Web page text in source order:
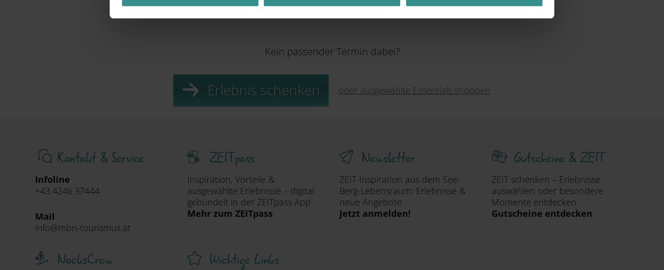
Kein passender Termin dabei?
Erlebnis schenken oder ausgewählte Essentials shoppen
Kontakt & Service
Infoline
+43 4246 37444
Mail
info@mbn-tourismus.at
ZEITpass
Inspiration, Vorteile &
ausgewählte Erlebnisse – digital
gebündelt in der ZEITpass App
Mehr zum ZEITpass
Newsletter
ZEIT-Inspiration aus dem See-
Berg-Lebensraum: Erlebnisse &
neue Angebote
Jetzt anmelden!
Gutscheine & ZEIT
ZEIT schenken – Erlebnisse
auswählen oder besondere
Momente entdecken
Gutscheine entdecken
NocksCrew Wichtige Links